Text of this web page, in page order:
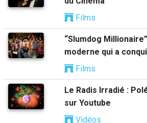
Films
“Slumdog
moderne qui a
Films
Le Radis Irradié :
sur Youtube
Vidéos